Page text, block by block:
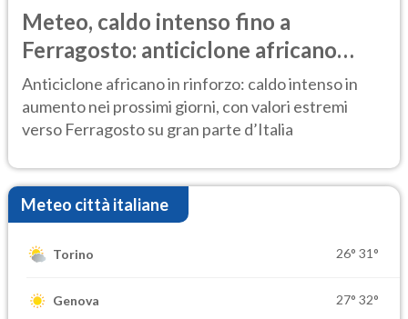
Meteo, caldo intenso fino a
Ferragosto: anticiclone africano
ancora protagonista
Anticiclone africano in rinforzo: caldo intenso in
aumento nei prossimi giorni, con valori estremi
verso Ferragosto su gran parte d’Italia
Meteo città italiane
Torino 26° 31°
Genova 27° 32°